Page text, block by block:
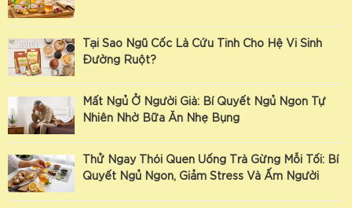
Tại Sao Ngũ Cốc Là Cứu Tinh Cho Hệ Vi Sinh
Đường Ruột?
Mất Ngủ Ở Người Già: Bí Quyết Ngủ Ngon Tự
Nhiên Nhờ Bữa Ăn Nhẹ Bụng
Thử Ngay Thói Quen Uống Trà Gừng Mỗi Tối: Bí
Quyết Ngủ Ngon, Giảm Stress Và Ấm Người